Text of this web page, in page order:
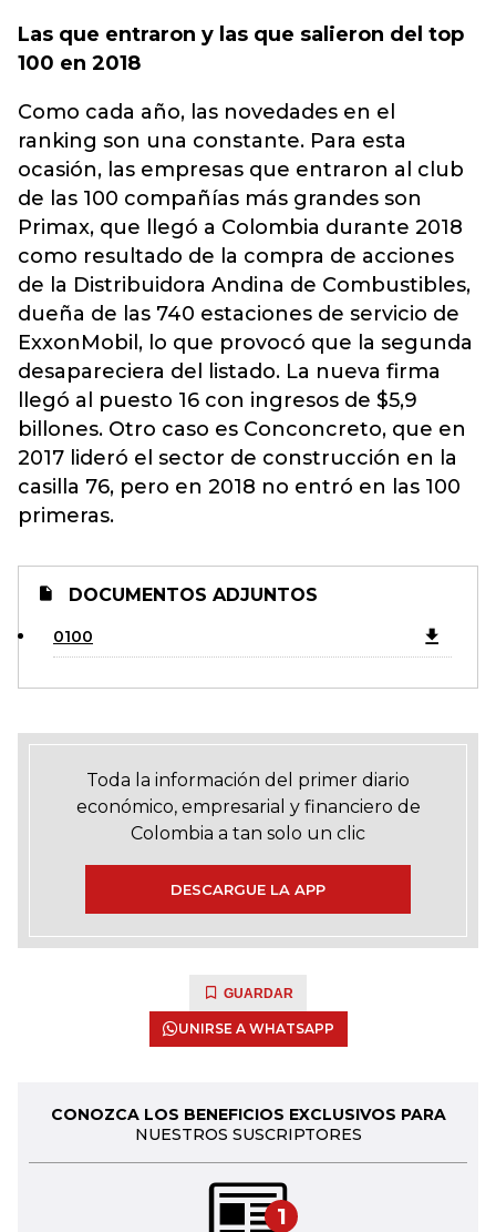
Las que entraron y las que salieron del top
100 en 2018
Como cada año, las novedades en el
ranking son una constante. Para esta
ocasión, las empresas que entraron al club
de las 100 compañías más grandes son
Primax, que llegó a Colombia durante 2018
como resultado de la compra de acciones
de la Distribuidora Andina de Combustibles,
dueña de las 740 estaciones de servicio de
ExxonMobil, lo que provocó que la segunda
desapareciera del listado. La nueva firma
llegó al puesto 16 con ingresos de $5,9
billones. Otro caso es Conconcreto, que en
2017 lideró el sector de construcción en la
casilla 76, pero en 2018 no entró en las 100
primeras.
DOCUMENTOS ADJUNTOS
0100
Toda la información del primer diario
económico, empresarial y financiero de
Colombia a tan solo un clic
DESCARGUE LA APP
GUARDAR
UNIRSE A WHATSAPP
CONOZCA LOS BENEFICIOS EXCLUSIVOS PARA
NUESTROS SUSCRIPTORES
1